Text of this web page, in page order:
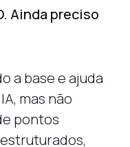
Ainda preciso
a base e ajuda
mas não
pontos